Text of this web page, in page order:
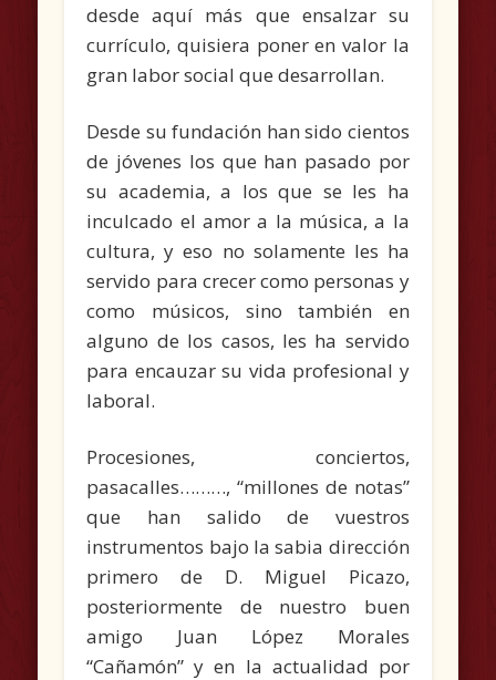
desde aquí más que ensalzar su
currículo, quisiera poner en valor la
gran labor social que desarrollan.
Desde su fundación han sido cientos
de jóvenes los que han pasado por
su academia, a los que se les ha
inculcado el amor a la música, a la
cultura, y eso no solamente les ha
servido para crecer como personas y
como músicos, sino también en
alguno de los casos, les ha servido
para encauzar su vida profesional y
laboral.
Procesiones, conciertos,
pasacalles………, “millones de notas”
que han salido de vuestros
instrumentos bajo la sabia dirección
primero de D. Miguel Picazo,
posteriormente de nuestro buen
amigo Juan López Morales
“Cañamón” y en la actualidad por